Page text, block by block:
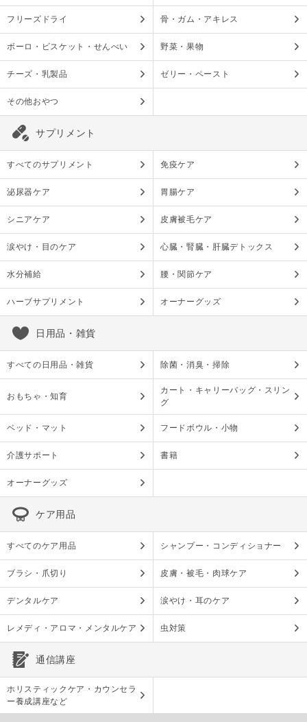
フリーズドライ 骨・ガム・アキレス
ボーロ・ビスケット・せんべい 野菜・果物
チーズ・乳製品 ゼリー・ペースト
その他おやつ
サプリメント
すべてのサプリメント 免疫ケア
泌尿器ケア 胃腸ケア
シニアケア 皮膚被毛ケア
涙やけ・目のケア 心臓・腎臓・肝臓デトックス
水分補給 腰・関節ケア
ハーブサプリメント オーナーグッズ
日用品・雑貨
すべての日用品・雑貨 除菌・消臭・掃除
おもちゃ・知育
カート・キャリーバッグ・スリン
グ
ベッド・マット フードボウル・小物
介護サポート 書籍
オーナーグッズ
ケア用品
すべてのケア用品 シャンプー・コンディショナー
ブラシ・爪切り 皮膚・被毛・肉球ケア
デンタルケア 涙やけ・耳のケア
レメディ・アロマ・メンタルケア 虫対策
通信講座
ホリスティックケア・カウンセラ
ー養成講座など